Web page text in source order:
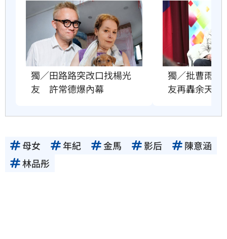
獨／田路路突改口找楊光
友　許常德爆內幕
獨／批曹雨婷
友再轟余天工
母女 年紀 金馬 影后
陳意涵
林品彤